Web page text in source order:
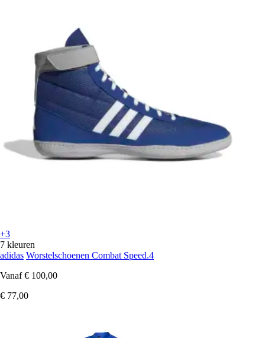
+3
7 kleuren
adidas Worstelschoenen Combat Speed.4
Vanaf € 100,00
€ 77,00